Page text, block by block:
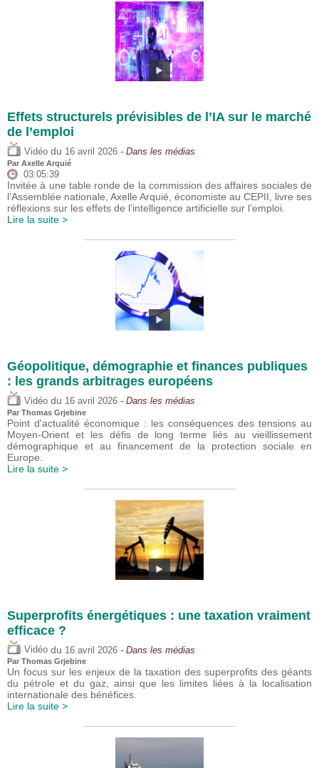
Effets structurels prévisibles de l’IA sur le marché
de l’emploi
Vidéo du 16 avril 2026 - Dans les médias
Par Axelle Arquié
03:05:39
Invitée à une table ronde de la commission des affaires sociales de
l’Assemblée nationale, Axelle Arquié, économiste au CEPII, livre ses
réflexions sur les effets de l’intelligence artificielle sur l’emploi.
Lire la suite >
Géopolitique, démographie et finances publiques
: les grands arbitrages européens
Vidéo du 16 avril 2026 - Dans les médias
Par Thomas Grjebine
Point d'actualité économique : les conséquences des tensions au
Moyen-Orient et les défis de long terme liés au vieillissement
démographique et au financement de la protection sociale en
Europe.
Lire la suite >
Superprofits énergétiques : une taxation vraiment
efficace ?
Vidéo du 16 avril 2026 - Dans les médias
Par Thomas Grjebine
Un focus sur les enjeux de la taxation des superprofits des géants
du pétrole et du gaz, ainsi que les limites liées à la localisation
internationale des bénéfices.
Lire la suite >